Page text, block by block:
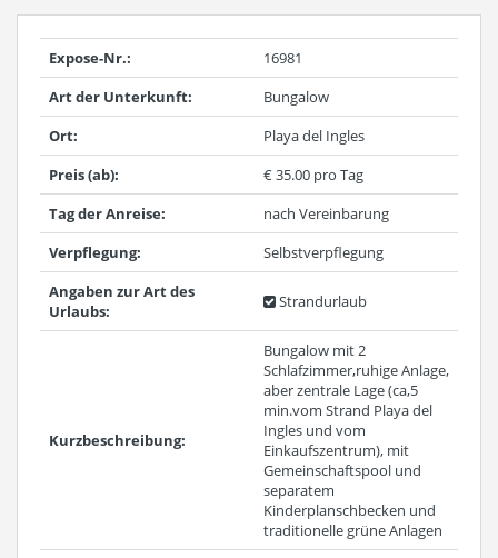
Expose-Nr.:
16981
Art der Unterkunft:
Bungalow
Ort:
Playa del Ingles
Preis (ab):
€ 35.00 pro Tag
Tag der Anreise:
nach Vereinbarung
Verpflegung:
Selbstverpflegung
Angaben zur Art des
Urlaubs:
Strandurlaub
Kurzbeschreibung:
Bungalow mit 2
Schlafzimmer,ruhige Anlage,
aber zentrale Lage (ca,5
min.vom Strand Playa del
Ingles und vom
Einkaufszentrum), mit
Gemeinschaftspool und
separatem
Kinderplanschbecken und
traditionelle grüne Anlagen